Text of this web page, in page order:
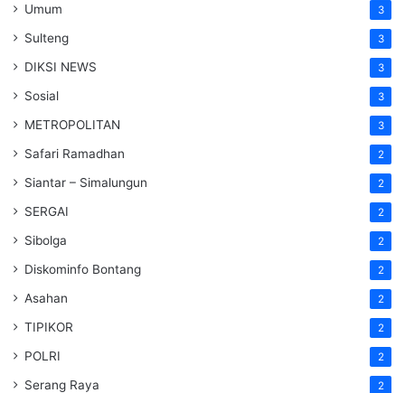
Umum 3
Sulteng 3
DIKSI NEWS 3
Sosial 3
METROPOLITAN 3
Safari Ramadhan 2
Siantar – Simalungun 2
SERGAI 2
Sibolga 2
Diskominfo Bontang 2
Asahan 2
TIPIKOR 2
POLRI 2
Serang Raya 2